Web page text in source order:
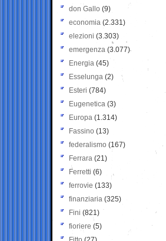
don Gallo (9)
economia (2.331)
elezioni (3.303)
emergenza (3.077)
Energia (45)
Esselunga (2)
Esteri (784)
Eugenetica (3)
Europa (1.314)
Fassino (13)
federalismo (167)
Ferrara (21)
Ferretti (6)
ferrovie (133)
finanziaria (325)
Fini (821)
fioriere (5)